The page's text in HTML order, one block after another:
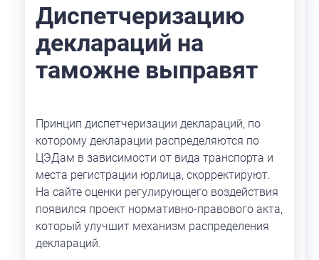
Диспетчеризацию
деклараций на
таможне выправят
Принцип диспетчеризации деклараций, по
которому декларации распределяются по
ЦЭДам в зависимости от вида транспорта и
места регистрации юрлица, скорректируют.
На сайте оценки регулирующего воздействия
появился проект нормативно-правового акта,
который улучшит механизм распределения
деклараций.